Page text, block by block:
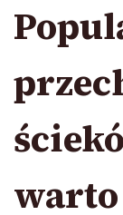
warto